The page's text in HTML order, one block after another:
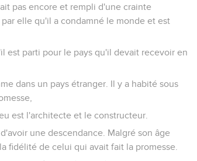
pas encore et rempli d'une crainte
elle qu'il a condamné le monde et est
est parti pour le pays qu'il devait recevoir en
dans un pays étranger. Il y a habité sous
est l'architecte et le constructeur.
une descendance. Malgré son âge
fidélité de celui qui avait fait la promesse.